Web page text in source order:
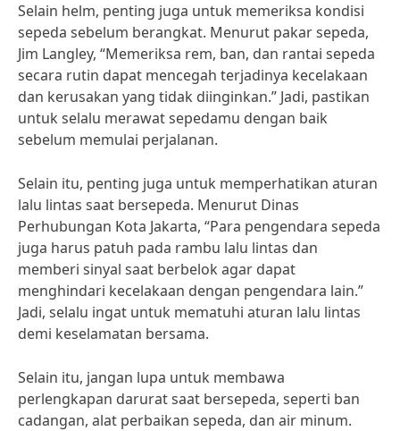
Selain helm, penting juga untuk memeriksa kondisi
sepeda sebelum berangkat. Menurut pakar sepeda,
Jim Langley, “Memeriksa rem, ban, dan rantai sepeda
secara rutin dapat mencegah terjadinya kecelakaan
dan kerusakan yang tidak diinginkan.” Jadi, pastikan
untuk selalu merawat sepedamu dengan baik
sebelum memulai perjalanan.
Selain itu, penting juga untuk memperhatikan aturan
lalu lintas saat bersepeda. Menurut Dinas
Perhubungan Kota Jakarta, “Para pengendara sepeda
juga harus patuh pada rambu lalu lintas dan
memberi sinyal saat berbelok agar dapat
menghindari kecelakaan dengan pengendara lain.”
Jadi, selalu ingat untuk mematuhi aturan lalu lintas
demi keselamatan bersama.
Selain itu, jangan lupa untuk membawa
perlengkapan darurat saat bersepeda, seperti ban
cadangan, alat perbaikan sepeda, dan air minum.